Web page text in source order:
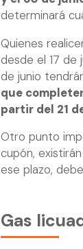
determinará
Quienes
desde el 17 de
de junio
que
partir del 21
Otro punto
cupón,
ese plazo,
Gas